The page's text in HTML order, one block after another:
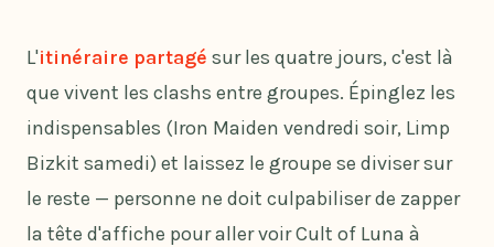
L'itinéraire partagé sur les quatre jours, c'est là
que vivent les clashs entre groupes. Épinglez les
indispensables (Iron Maiden vendredi soir, Limp
Bizkit samedi) et laissez le groupe se diviser sur
le reste — personne ne doit culpabiliser de zapper
la tête d'affiche pour aller voir Cult of Luna à